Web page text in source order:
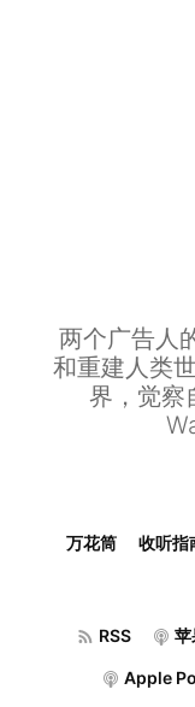
两个广告人
和重建人类
界，觉
万花筒 收听指
RSS 苹
Apple